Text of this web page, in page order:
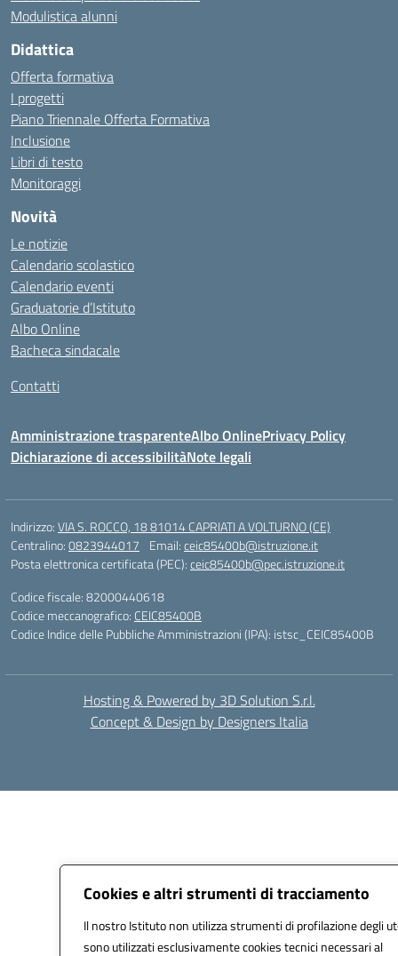
Cookies e altri strumenti di tracciamento
Il nostro Istituto non utilizza strumenti di profilazione degli
sono utilizzati esclusivamente cookies tecnici necessari al
Modulistica alunni
Didattica
Offerta formativa
I progetti
Piano Triennale Offerta Formativa
Inclusione
Libri di testo
Monitoraggi
Novità
Le notizie
Calendario scolastico
Calendario eventi
Graduatorie d’Istituto
Albo Online
Bacheca sindacale
Contatti
Amministrazione trasparenteAlbo OnlinePrivacy Policy
Dichiarazione di accessibilitàNote legali
Indirizzo:VIA S. ROCCO, 18 81014 CAPRIATI A VOLTURNO (CE)
Centralino:0823944017 Email:ceic85400b@istruzione.it
Posta elettronica certificata (PEC):ceic85400b@pec.istruzione.it
Codice fiscale: 82000440618
Codice meccanografico: CEIC85400B
Codice Indice delle Pubbliche Amministrazioni (IPA): istsc_CEIC85400B
Hosting & Powered by 3D Solution S.r.l.
Concept & Design by Designers Italia